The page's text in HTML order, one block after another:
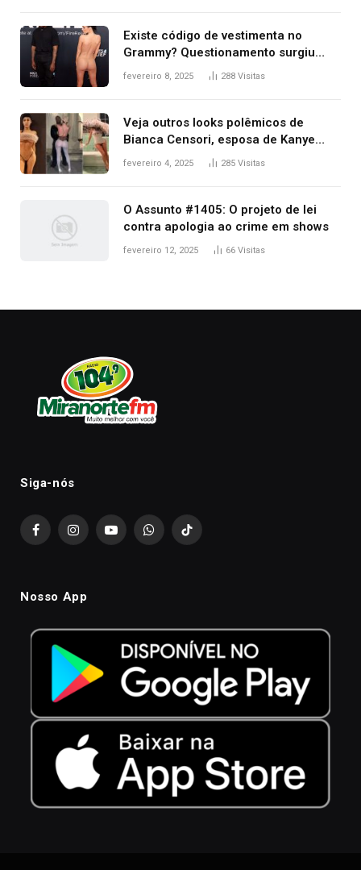
Existe código de vestimenta no
Grammy? Questionamento surgiu
após Bianca Censori, mulher de
fevereiro 8, 2025 288 Visitas
Veja outros looks polêmicos de
Bianca Censori, esposa de Kanye
West que apareceu nua no Grammy
fevereiro 4, 2025 285 Visitas
O Assunto #1405: O projeto de lei
contra apologia ao crime em shows
fevereiro 12, 2025 66 Visitas
Siga-nós
FacebookInstagramYouTubeWhatsAppTikTok
Nosso App